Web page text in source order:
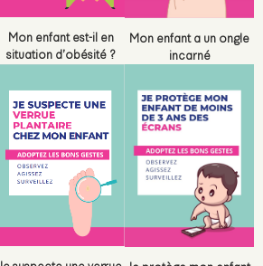
Mon enfant est-il en
situation d’obésité ?
Mon enfant a un ongle
incarné